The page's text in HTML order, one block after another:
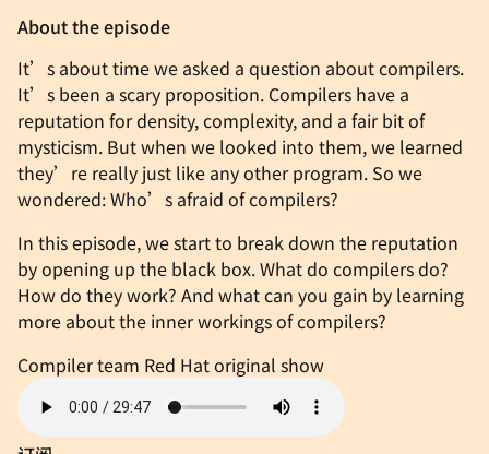
About the episode
It’s about time we asked a question about compilers.
It’s been a scary proposition. Compilers have a
reputation for density, complexity, and a fair bit of
mysticism. But when we looked into them, we learned
they’re really just like any other program. So we
wondered: Who’s afraid of compilers?
In this episode, we start to break down the reputation
by opening up the black box. What do compilers do?
How do they work? And what can you gain by learning
more about the inner workings of compilers?
Compiler team Red Hat original show